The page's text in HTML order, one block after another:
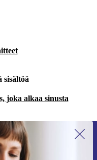
sisältöä
joka alkaa sinusta
uutiskirjeen
€!